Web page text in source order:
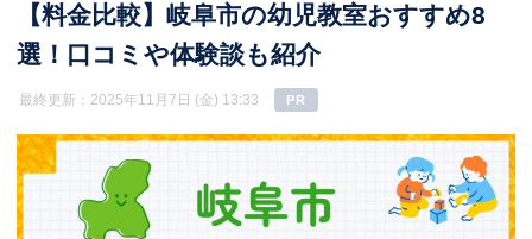
【料金比較】岐阜市の幼児教室おすすめ8
選！口コミや体験談も紹介
最終更新：2025年11月7日 (金) 13:33 PR